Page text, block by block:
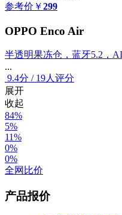
参考价 ￥299
OPPO Enco Air
半透明果冻仓，蓝牙5.2，
...
9.4分 / 19人评分
展开
收起
84%
5%
11%
0%
0%
全网比价
产品报价